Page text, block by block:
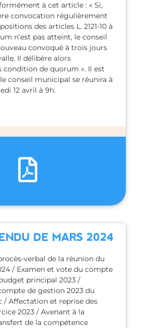
à cet article : « Si,
convocation régulièrement
des articles L. 2121-10 à
n’est pas atteint, le conseil
convoqué à trois jours
Il délibère alors
condition de quorum ». Il est
conseil municipal se réunira à
12 avril à 9h.
DE MARS 2024
verbal de la réunion du
/ Examen et vote du compte
principal 2023 /
de gestion 2023 du
/ Affectation et reprise des
2023 / Avenant à la
de la compétence